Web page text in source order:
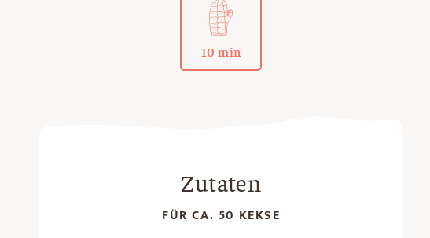
10 min
Zutaten
FÜR CA. 50 KEKSE